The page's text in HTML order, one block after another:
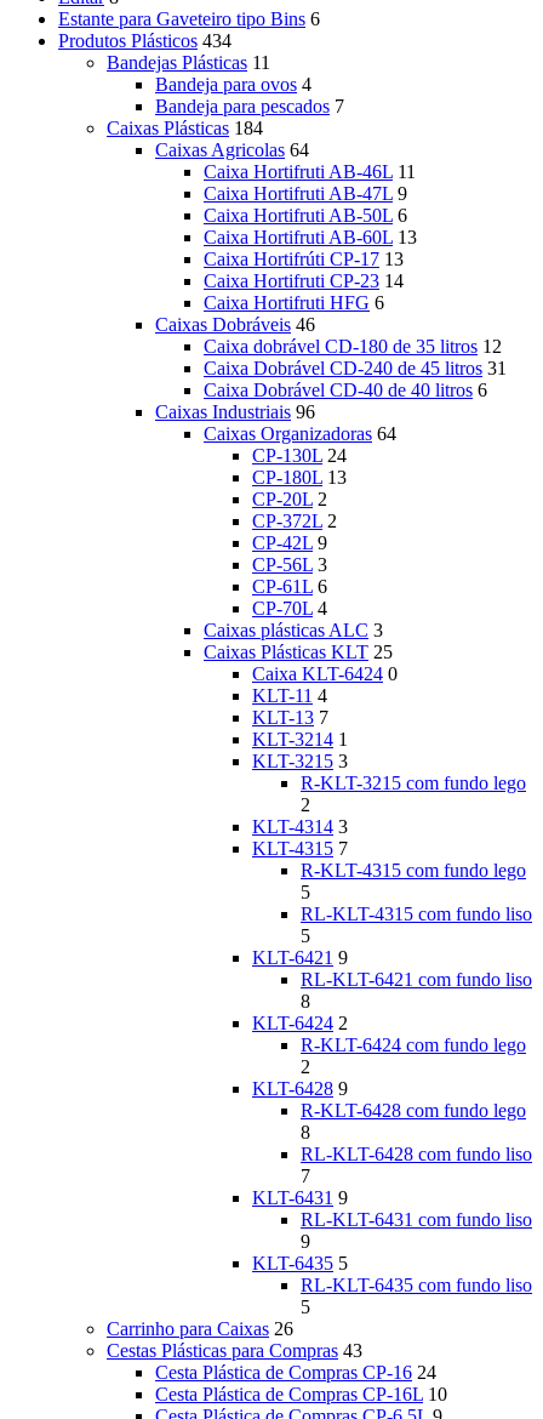
Estante para Gaveteiro tipo Bins 6
Produtos Plásticos 434
Bandejas Plásticas 11
Bandeja para ovos 4
Bandeja para pescados 7
Caixas Plásticas 184
Caixas Agricolas 64
Caixa Hortifruti AB-46L 11
Caixa Hortifruti AB-47L 9
Caixa Hortifruti AB-50L 6
Caixa Hortifruti AB-60L 13
Caixa Hortifrúti CP-17 13
Caixa Hortifruti CP-23 14
Caixa Hortifruti HFG 6
Caixas Dobráveis 46
Caixa dobrável CD-180 de 35 litros 12
Caixa Dobrável CD-240 de 45 litros 31
Caixa Dobrável CD-40 de 40 litros 6
Caixas Industriais 96
Caixas Organizadoras 64
CP-130L 24
CP-180L 13
CP-20L 2
CP-372L 2
CP-42L 9
CP-56L 3
CP-61L 6
CP-70L 4
Caixas plásticas ALC 3
Caixas Plásticas KLT 25
Caixa KLT-6424 0
KLT-11 4
KLT-13 7
KLT-3214 1
KLT-3215 3
R-KLT-3215 com fundo lego
2
KLT-4314 3
KLT-4315 7
R-KLT-4315 com fundo lego
5
RL-KLT-4315 com fundo liso
5
KLT-6421 9
RL-KLT-6421 com fundo liso
8
KLT-6424 2
R-KLT-6424 com fundo lego
2
KLT-6428 9
R-KLT-6428 com fundo lego
8
RL-KLT-6428 com fundo liso
7
KLT-6431 9
RL-KLT-6431 com fundo liso
9
KLT-6435 5
RL-KLT-6435 com fundo liso
5
Carrinho para Caixas 26
Cestas Plásticas para Compras 43
Cesta Plástica de Compras CP-16 24
Cesta Plástica de Compras CP-16L 10